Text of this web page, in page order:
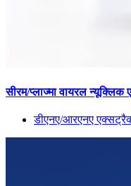
सीरम/प्लाज्मा वायरल
डीएनए/आरएनए